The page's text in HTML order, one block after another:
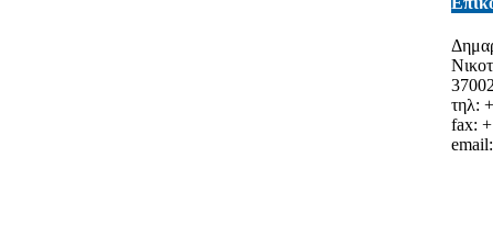
τηλ:
fax: